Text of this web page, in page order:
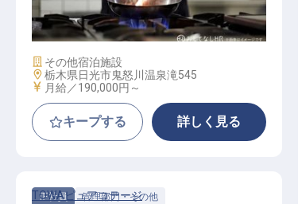
調理部門スタッフ
施設業態
その他宿泊施設
勤務地
栃木県日光市鬼怒川温泉滝545
給与
月給／190,000円～
キープする 詳しく見る
正社員
管理部門・その他
TOWAピュアコテージ